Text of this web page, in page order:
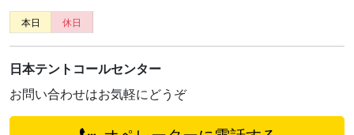
本日 休日
日本テントコールセンター
お問い合わせはお気軽にどうぞ